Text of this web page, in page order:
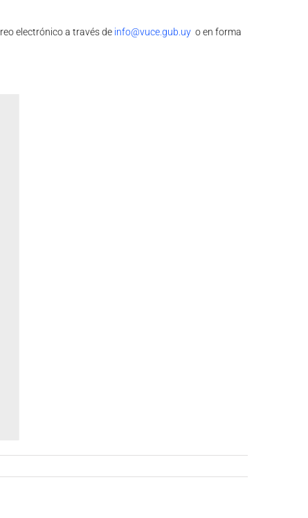
electrónico a través de info@vuce.gub.uy o en forma